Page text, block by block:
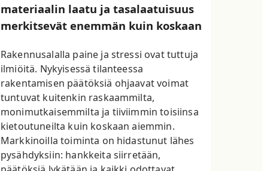
materiaalin laatu ja tasalaatuisuus
merkitsevät enemmän kuin koskaan
Rakennusalalla paine ja stressi ovat tuttuja
ilmiöitä. Nykyisessä tilanteessa
rakentamisen päätöksiä ohjaavat voimat
tuntuvat kuitenkin raskaammilta,
monimutkaisemmilta ja tiiviimmin toisiinsa
kietoutuneilta kuin koskaan aiemmin.
Markkinoilla toiminta on hidastunut lähes
pysähdyksiin: hankkeita siirretään,